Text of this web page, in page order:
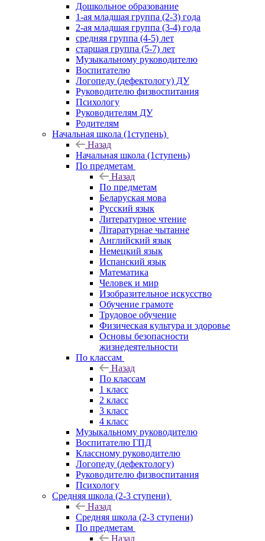
Дошкольное образование
1-ая младшая группа (2-3) года
2-ая младшая группа (3-4) года
средняя группа (4-5) лет
старшая группа (5-7) лет
Музыкальному руководителю
Воспитателю
Логопеду (дефектологу) ДУ
Руководителю физвоспитания
Психологу
Руководителям ДУ
Родителям
Начальная школа (1ступень)
Назад
Начальная школа (1ступень)
По предметам
Назад
По предметам
Беларуская мова
Русский язык
Литературное чтение
Літаратурнае чытанне
Английский язык
Немецкий язык
Испанский язык
Математика
Человек и мир
Изобразительное искусство
Обучение грамоте
Трудовое обучение
Физическая культура и здоровье
Основы безопасности
жизнедеятельности
По классам
Назад
По классам
1 класс
2 класс
3 класс
4 класс
Музыкальному руководителю
Воспитателю ГПД
Классному руководителю
Логопеду (дефектологу)
Руководителю физвоспитания
Психологу
Средняя школа (2-3 ступени)
Назад
Средняя школа (2-3 ступени)
По предметам
Назад